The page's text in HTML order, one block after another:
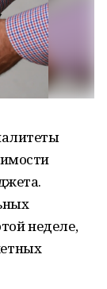
неделе,